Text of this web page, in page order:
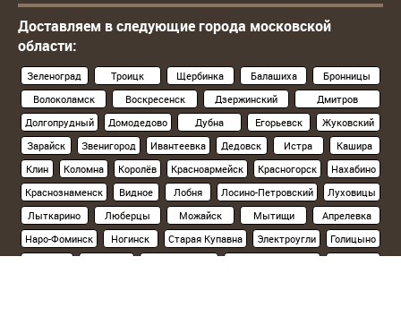
Доставляем в следующие города московской
области:
Зеленоград Троицк Щербинка Балашиха
Бронницы
Волоколамск
Воскресенск Дзержинский
Дмитров
Долгопрудный
Домодедово Дубна Егорьевск
Жуковский
Зарайск
Звенигород Ивантеевка Дедовск Истра
Кашира
Клин
Коломна Королёв Красноармейск Красногорск
Нахабино
Краснознаменск
Видное Лобня Лосино-Петровский
Луховицы
Лыткарино
Люберцы Можайск Мытищи
Апрелевка
Наро-Фоминск
Ногинск Старая Купавна Электроугли
Голицыно